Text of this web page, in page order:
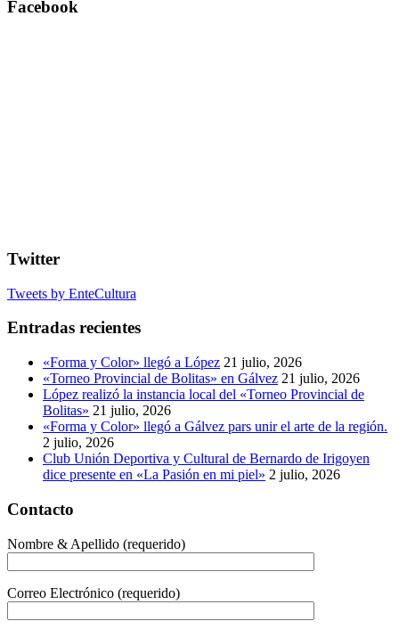
Facebook
Twitter
Tweets by EnteCultura
Entradas recientes
«Forma y Color» llegó a López 21 julio, 2026
«Torneo Provincial de Bolitas» en Gálvez 21 julio, 2026
López realizó la instancia local del «Torneo Provincial de
Bolitas» 21 julio, 2026
«Forma y Color» llegó a Gálvez pars unir el arte de la región.
2 julio, 2026
Club Unión Deportiva y Cultural de Bernardo de Irigoyen
dice presente en «La Pasión en mi piel» 2 julio, 2026
Contacto
Nombre & Apellido (requerido)
Correo Electrónico (requerido)